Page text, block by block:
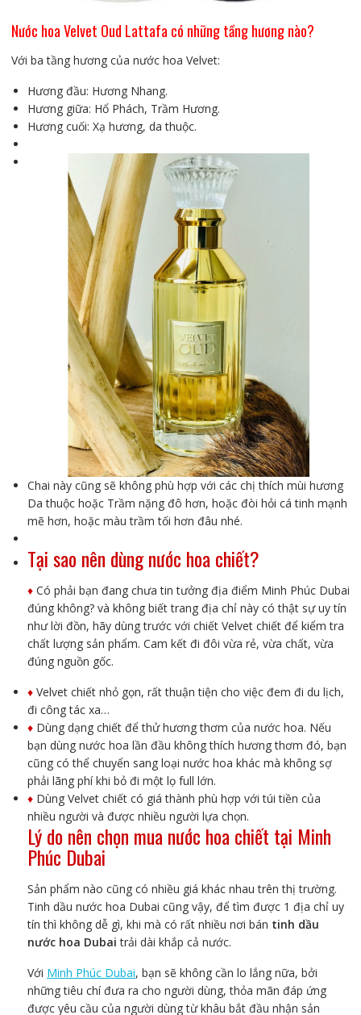
Nước hoa Velvet Oud Lattafa có những tầng hương nào?
Với ba tầng hương của nước hoa Velvet:
Hương đầu: Hương Nhang.
Hương giữa: Hổ Phách, Trầm Hương.
Hương cuối: Xạ hương, da thuộc.
Chai này cũng sẽ không phù hợp với các chị thích mùi hương
Da thuộc hoặc Trầm nặng đô hơn, hoặc đòi hỏi cá tinh mạnh
mẽ hơn, hoặc màu trầm tối hơn đâu nhé.
Tại sao nên dùng nước hoa chiết?
♦️Có phải bạn đang chưa tin tưởng địa điểm Minh Phúc Dubai
đúng không? và không biết trang địa chỉ này có thật sự uy tín
như lời đồn, hãy dùng trước với chiết Velvet chiết để kiểm tra
chất lượng sản phẩm. Cam kết đi đôi vừa rẻ, vừa chất, vừa
đúng nguồn gốc.
♦️Velvet chiết nhỏ gọn, rất thuận tiện cho việc đem đi du lịch,
đi công tác xa…
♦️Dùng dạng chiết để thử hương thơm của nước hoa. Nếu
bạn dùng nước hoa lần đầu không thích hương thơm đó, bạn
cũng có thể chuyển sang loại nước hoa khác mà không sợ
phải lãng phí khi bỏ đi một lọ full lớn.
♦️Dùng Velvet chiết có giá thành phù hợp với túi tiền của
nhiều người và được nhiều người lựa chọn.
Lý do nên chọn mua nước hoa chiết tại Minh
Phúc Dubai
Sản phẩm nào cũng có nhiều giá khác nhau trên thị trường.
Tinh dầu nước hoa Dubai cũng vậy, để tìm được 1 địa chỉ uy
tín thì không dễ gì, khi mà có rất nhiều nơi bán tinh dầu
nước hoa Dubai trải dài khắp cả nước.
Với Minh Phúc Dubai, bạn sẽ không cần lo lắng nữa, bởi
những tiêu chí đưa ra cho người dùng, thỏa mãn đáp ứng
được yêu cầu của người dùng từ khâu bắt đầu nhận sản